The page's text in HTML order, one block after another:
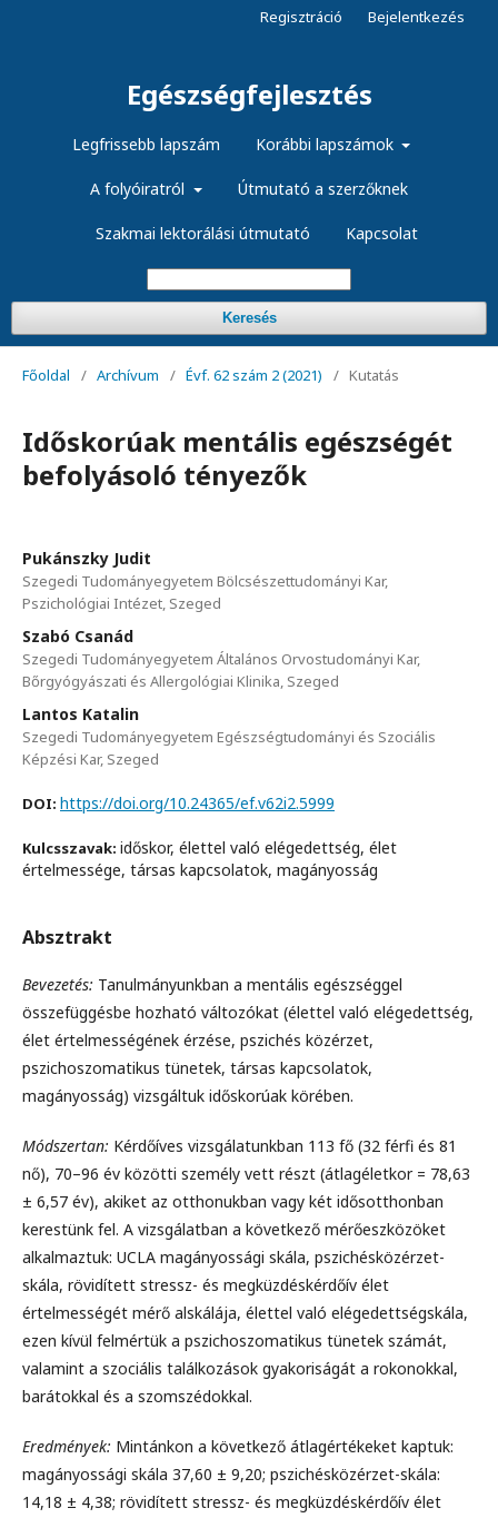
Egészségfejlesztés
Legfrissebb lapszám Korábbi lapszámok
A folyóiratról Útmutató a szerzőknek
Szakmai lektorálási útmutató Kapcsolat
Keresés
Regisztráció Bejelentkezés
Főoldal / Archívum / Évf. 62 szám 2 (2021) / Kutatás
Időskorúak mentális egészségét
befolyásoló tényezők
Pukánszky Judit
Szegedi Tudományegyetem Bölcsészettudományi Kar,
Pszichológiai Intézet, Szeged
Szabó Csanád
Szegedi Tudományegyetem Általános Orvostudományi Kar,
Bőrgyógyászati és Allergológiai Klinika, Szeged
Lantos Katalin
Szegedi Tudományegyetem Egészségtudományi és Szociális
Képzési Kar, Szeged
DOI: https://doi.org/10.24365/ef.v62i2.5999
Kulcsszavak: időskor, élettel való elégedettség, élet
értelmessége, társas kapcsolatok, magányosság
Absztrakt
Bevezetés: Tanulmányunkban a mentális egészséggel
összefüggésbe hozható változókat (élettel való elégedettség,
élet értelmességének érzése, pszichés közérzet,
pszichoszomatikus tünetek, társas kapcsolatok,
magányosság) vizsgáltuk időskorúak körében.
Módszertan: Kérdőíves vizsgálatunkban 113 fő (32 férfi és 81
nő), 70–96 év közötti személy vett részt (átlagéletkor = 78,63
± 6,57 év), akiket az otthonukban vagy két idősotthonban
kerestünk fel. A vizsgálatban a következő mérőeszközöket
alkalmaztuk: UCLA magányossági skála, pszichésközérzet-
skála, rövidített stressz- és megküzdéskérdőív élet
értelmességét mérő alskálája, élettel való elégedettségskála,
ezen kívül felmértük a pszichoszomatikus tünetek számát,
valamint a szociális találkozások gyakoriságát a rokonokkal,
barátokkal és a szomszédokkal.
Eredmények: Mintánkon a következő átlagértékeket kaptuk:
magányossági skála 37,60 ± 9,20; pszichésközérzet-skála:
14,18 ± 4,38; rövidített stressz- és megküzdéskérdőív élet